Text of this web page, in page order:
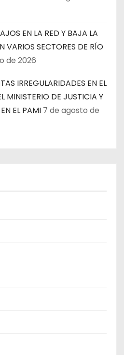
EN LA RED Y BAJA LA
VARIOS SECTORES DE RÍO
de 2026
IRREGULARIDADES EN EL
MINISTERIO DE JUSTICIA Y
EL PAMI 7 de agosto de